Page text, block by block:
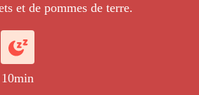
et de pommes de terre.
10min